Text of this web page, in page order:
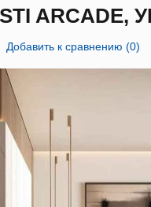
ARCADE,
Добавить к сравнению (0)